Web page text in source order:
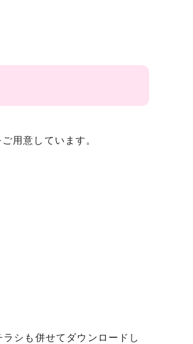
用意しています。
シも併せてダウンロードし